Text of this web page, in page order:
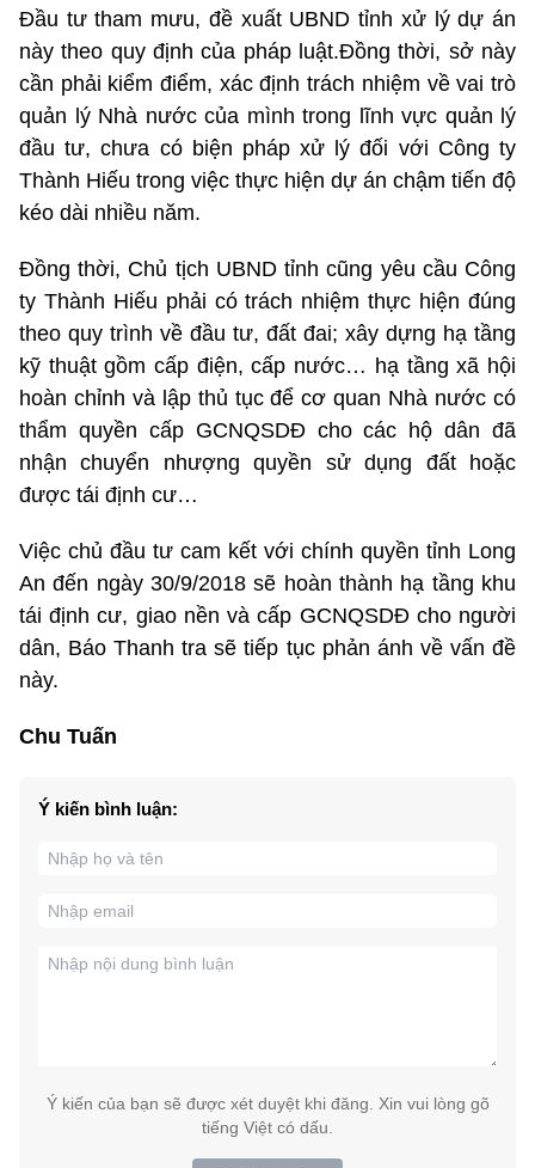
Đầu tư tham mưu, đề xuất UBND tỉnh xử lý dự án
này theo quy định của pháp luật.Đồng thời, sở này
cần phải kiểm điểm, xác định trách nhiệm về vai trò
quản lý Nhà nước của mình trong lĩnh vực quản lý
đầu tư, chưa có biện pháp xử lý đối với Công ty
Thành Hiếu trong việc thực hiện dự án chậm tiến độ
kéo dài nhiều năm.
Đồng thời, Chủ tịch UBND tỉnh cũng yêu cầu Công
ty Thành Hiếu phải có trách nhiệm thực hiện đúng
theo quy trình về đầu tư, đất đai; xây dựng hạ tầng
kỹ thuật gồm cấp điện, cấp nước… hạ tầng xã hội
hoàn chỉnh và lập thủ tục để cơ quan Nhà nước có
thẩm quyền cấp GCNQSDĐ cho các hộ dân đã
nhận chuyển nhượng quyền sử dụng đất hoặc
được tái định cư…
Việc chủ đầu tư cam kết với chính quyền tỉnh Long
An đến ngày 30/9/2018 sẽ hoàn thành hạ tầng khu
tái định cư, giao nền và cấp GCNQSDĐ cho người
dân, Báo Thanh tra sẽ tiếp tục phản ánh về vấn đề
này.
Chu Tuấn
Ý kiến bình luận:
Ý kiến của bạn sẽ được xét duyệt khi đăng. Xin vui lòng gõ
tiếng Việt có dấu.